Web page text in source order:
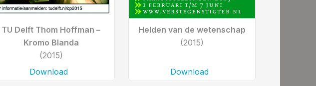
TU Delft Thom Hoffman –
Kromo Blanda
(2015)
Download
Helden van de wetenschap
(2015)
Download